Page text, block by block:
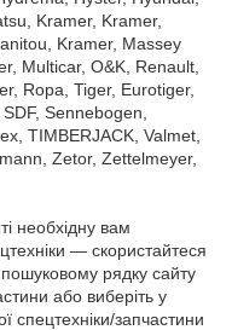
Kramer, Kramer,
Kramer, Massey
Multicar, O&K, Renault,
Ropa, Tiger, Eurotiger,
Sennebogen,
TIMBERJACK, Valmet,
Zetor, Zettelmeyer,
необхідну вам
— скористайтеся
рядку сайту
або виберіть у
спецтехніки/запчастини